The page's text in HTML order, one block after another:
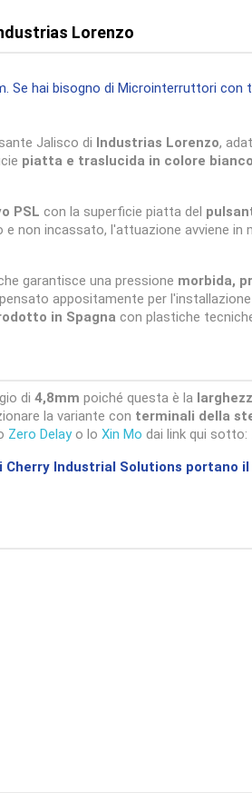
Lorenzo
Se hai bisogno di Microinterruttori con
Jalisco di Industrias Lorenzo,
piatta e traslucida in colore bianco
PSL con la superficie piatta del
e non incassato, l'attuazione avviene in
garantisce una pressione morbida,
appositamente per
in Spagna con plastiche
di 4,8mm poiché questa è la
la variante con terminali della
Zero Delayo lo Xin Mo dai link qui sotto:
Industrial Solutions portano il